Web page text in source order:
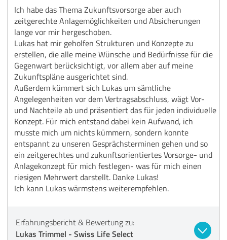
Ich habe das Thema Zukunftsvorsorge aber auch
zeitgerechte Anlagemöglichkeiten und Absicherungen
lange vor mir hergeschoben.
Lukas hat mir geholfen Strukturen und Konzepte zu
erstellen, die alle meine Wünsche und Bedürfnisse für die
Gegenwart berücksichtigt, vor allem aber auf meine
Zukunftspläne ausgerichtet sind.
Außerdem kümmert sich Lukas um sämtliche
Angelegenheiten vor dem Vertragsabschluss, wägt Vor-
und Nachteile ab und präsentiert das für jeden individuelle
Konzept. Für mich entstand dabei kein Aufwand, ich
musste mich um nichts kümmern, sondern konnte
entspannt zu unseren Gesprächsterminen gehen und so
ein zeitgerechtes und zukunftsorientiertes Vorsorge- und
Anlagekonzept für mich festlegen- was für mich einen
riesigen Mehrwert darstellt. Danke Lukas!
Ich kann Lukas wärmstens weiterempfehlen.
Erfahrungsbericht & Bewertung zu:
Lukas Trimmel - Swiss Life Select